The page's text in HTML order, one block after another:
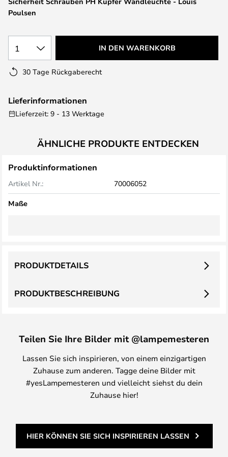
springen
Poulsen
1 IN DEN WARENKORB
30 Tage Rückgaberecht
Lieferinformationen
Lieferzeit: 9 - 13 Werktage
ÄHNLICHE PRODUKTE ENTDECKEN
Produktinformationen
Artikel Nr.: 70006052
Maße
PRODUKTBESCHREIBUNG
PRODUKTDETAILS
Teilen Sie Ihre Bilder mit @lampemesteren
Lassen Sie sich inspirieren, von einem einzigartigen
Zuhause zum anderen. Tagge deine Bilder mit
#yesLampemesteren und vielleicht siehst du dein
Zuhause hier!
HIER KÖNNEN SIE SICH INSPIRIEREN LASSEN